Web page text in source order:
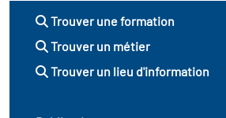
Trouver une formation
Trouver un métier
Trouver un lieu d'information